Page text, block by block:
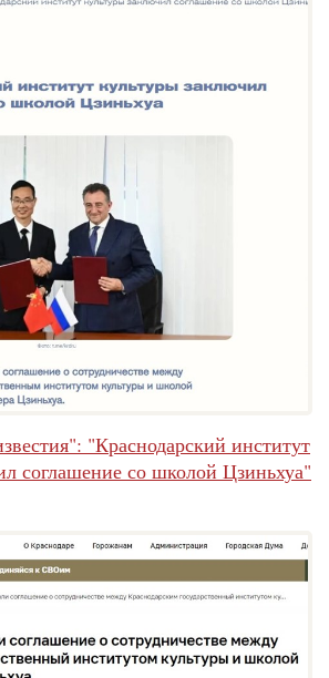
"Краснодарский институт
соглашение со школой Цзиньхуа"